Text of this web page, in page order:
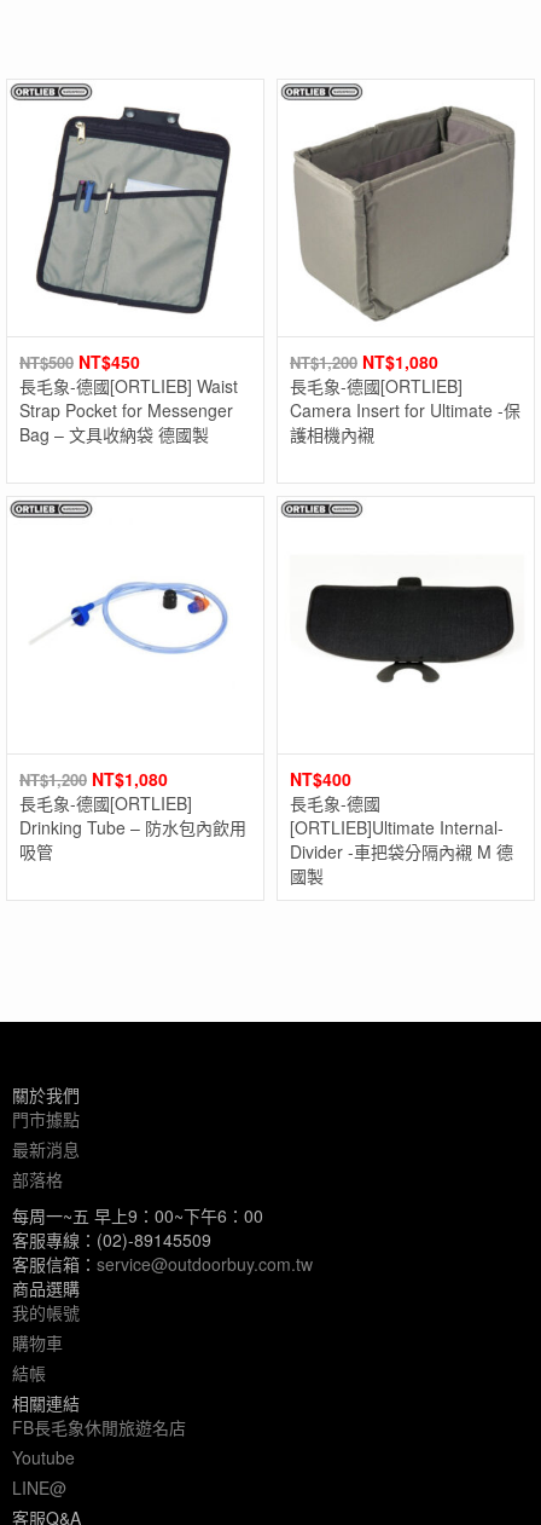
NT$500 NT$450
長毛象-德國[ORTLIEB] Waist
Strap Pocket for Messenger
Bag – 文具收納袋 德國製
NT$1,200 NT$1,080
長毛象-德國[ORTLIEB]
Camera Insert for Ultimate -保
護相機內襯
NT$1,200 NT$1,080
長毛象-德國[ORTLIEB]
Drinking Tube – 防水包內飲用
吸管
NT$400
長毛象-德國
[ORTLIEB]Ultimate Internal-
Divider -車把袋分隔內襯 M 德
國製
關於我們
門市據點
最新消息
部落格
每周一~五 早上9：00~下午6：00
客服專線：(02)-89145509
客服信箱： service@outdoorbuy.com.tw
商品選購
我的帳號
購物車
結帳
相關連結
FB長毛象休閒旅遊名店
Youtube
LINE@
客服Q&A